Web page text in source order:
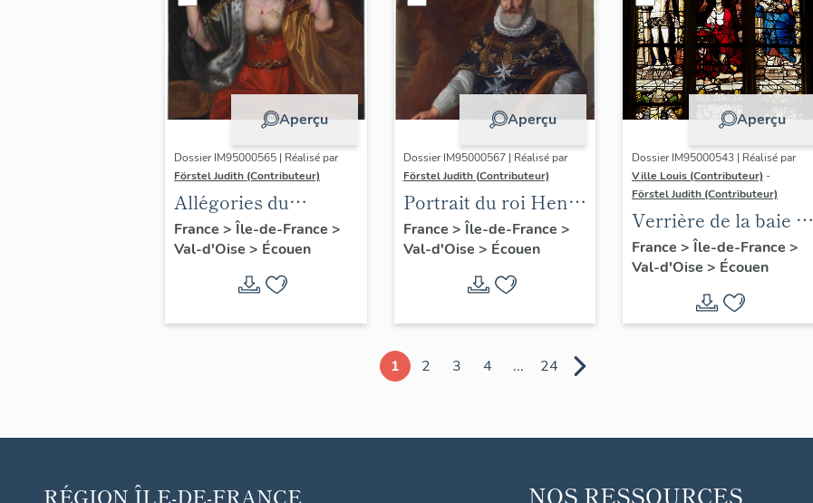
Aperçu
Dossier IM95000565 | Réalisé par
Förstel Judith (Contributeur)
Allégories du
Toucher et de la
Vue.
France > Île-de-France >
Val-d'Oise > Écouen
Aperçu
Dossier IM95000567 | Réalisé par
Förstel Judith (Contributeur)
Portrait du roi Henri
IV
France > Île-de-France >
Val-d'Oise > Écouen
Aperçu
Dossier IM95000543 | Réalisé par
Ville Louis (Contributeur) -
Förstel Judith (Contributeur)
Verrière de la baie 4 :
le Péché Originel et
le Bon Pasteur, avec
donateur (Odet de
Coligny)
France > Île-de-France >
Val-d'Oise > Écouen
1 2 3 4 ... 24
RÉGION ÎLE-DE-FRANCE NOS RESSOURCES